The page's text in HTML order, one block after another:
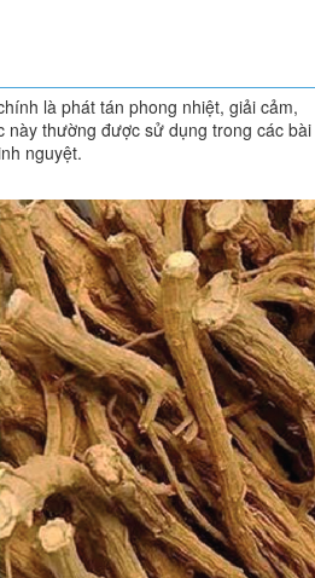
là phát tán phong nhiệt, giải cảm,
này thường được sử dụng trong các bài
nguyệt.